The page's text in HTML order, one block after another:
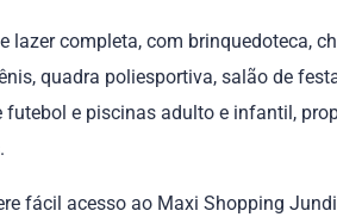
lazer completa, com brinquedoteca,
quadra poliesportiva, salão de
e piscinas adulto e infantil,
fácil acesso ao Maxi Shopping